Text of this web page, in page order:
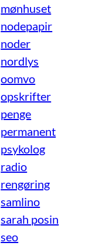
mønhuset
nodepapir
noder
nordlys
oomvo
opskrifter
penge
permanent
psykolog
radio
rengøring
samlino
sarah posin
seo